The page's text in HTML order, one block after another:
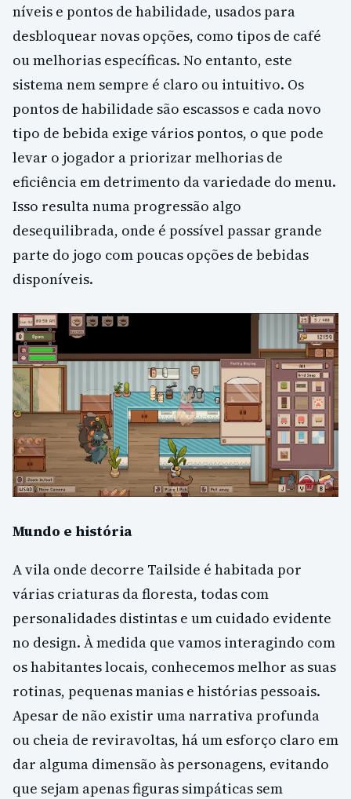
níveis e pontos de habilidade, usados para
desbloquear novas opções, como tipos de café
ou melhorias específicas. No entanto, este
sistema nem sempre é claro ou intuitivo. Os
pontos de habilidade são escassos e cada novo
tipo de bebida exige vários pontos, o que pode
levar o jogador a priorizar melhorias de
eficiência em detrimento da variedade do menu.
Isso resulta numa progressão algo
desequilibrada, onde é possível passar grande
parte do jogo com poucas opções de bebidas
disponíveis.
Mundo e história
A vila onde decorre Tailside é habitada por
várias criaturas da floresta, todas com
personalidades distintas e um cuidado evidente
no design. À medida que vamos interagindo com
os habitantes locais, conhecemos melhor as suas
rotinas, pequenas manias e histórias pessoais.
Apesar de não existir uma narrativa profunda
ou cheia de reviravoltas, há um esforço claro em
dar alguma dimensão às personagens, evitando
que sejam apenas figuras simpáticas sem